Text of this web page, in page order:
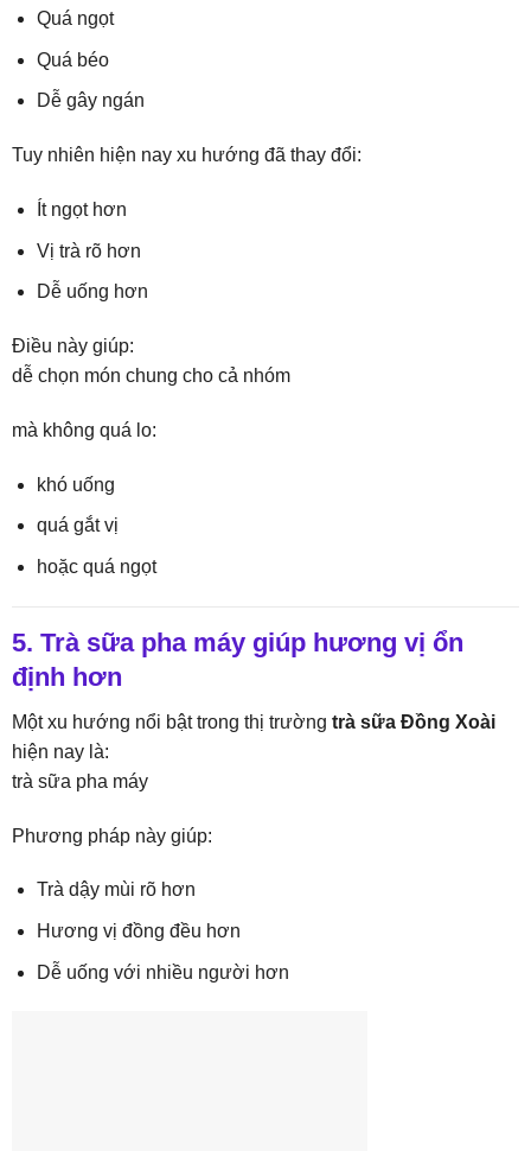
Quá ngọt
Quá béo
Dễ gây ngán
Tuy nhiên hiện nay xu hướng đã thay đổi:
Ít ngọt hơn
Vị trà rõ hơn
Dễ uống hơn
Điều này giúp:
dễ chọn món chung cho cả nhóm
mà không quá lo:
khó uống
quá gắt vị
hoặc quá ngọt
5. Trà sữa pha máy giúp hương vị ổn
định hơn
Một xu hướng nổi bật trong thị trường trà sữa Đồng Xoài
hiện nay là:
trà sữa pha máy
Phương pháp này giúp:
Trà dậy mùi rõ hơn
Hương vị đồng đều hơn
Dễ uống với nhiều người hơn